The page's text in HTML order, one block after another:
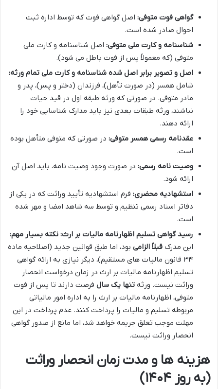
گواهی فوت متوفی: اصل گواهی فوت که توسط اداره ثبت
احوال صادر شده است.
شناسنامه و کارت ملی متوفی: اصل شناسنامه و کارت ملی
متوفی (که معمولاً پس از فوت باطل می شود).
اصل و تصویر برابر اصل شده شناسنامه و کارت ملی تمام ورثه:
شامل همسر (در صورت تأهل)، فرزندان (دختر و پسر)، پدر و
مادر متوفی. در صورتی که ورثه طبقه اول در قید حیات
نباشند، ورثه طبقات بعدی نیز باید مدارک شناسایی خود را
ارائه دهند.
عقدنامه رسمی همسر متوفی: در صورتی که متوفی متأهل بوده
است.
وصیت نامه رسمی: در صورت وجود وصیت نامه، باید اصل آن
ارائه شود.
استشهادیه محضری: فرم استشهادیه تأیید وراثت که در یکی از
دفاتر اسناد رسمی تنظیم و توسط سه شاهد امضا و مهر شده
است.
رسید گواهی تسلیم اظهارنامه مالیات بر ارث: نکته بسیار مهم:
این مدرک قبلاً الزامی بود، اما طبق قوانین جدید (اصلاحیه ماده
۳۴ قانون مالیات های مستقیم)، دیگر نیازی به ارائه گواهی
تسلیم اظهارنامه مالیات بر ارث در زمان درخواست انحصار
وراثت نیست. ورثه تنها یک سال فرصت دارند تا پس از فوت
متوفی، اظهارنامه مالیات بر ارث را به اداره امور مالیاتی
مربوطه تسلیم و مالیات را پرداخت کنند. عدم پرداخت در این
مهلت موجب تعلق جریمه خواهد شد، اما مانع از صدور گواهی
انحصار وراثت نیست.
هزینه ها و مدت زمان انحصار وراثت
(به روز ۱۴۰۴)